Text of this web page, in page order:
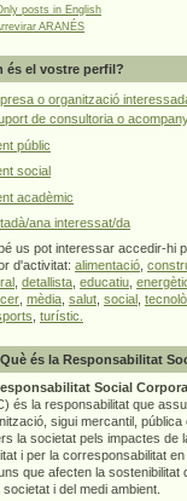
posts in English
ARANÉS
és el vostre perfil?
o organització
de consultoria o
públic
social
acadèmic
ana interessat/da
us pot interessar accedir-hi
d'activitat: alimentació
detallista educatiu
mèdia salut social
turístic.
és la Responsabilitat
Social
és la responsabilitat que
sigui mercantil, pública
la societat pels impactes de
i per la corresponsabilitat
que afecten la sostenibilitat
societat i del medi ambient.